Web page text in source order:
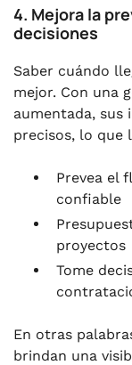
4. Mejora la
decisiones
Saber cuándo
mejor. Con una
aumentada, sus
precisos, lo que
Prevea el
confiable
proyectos
Tome
En otras
brindan una